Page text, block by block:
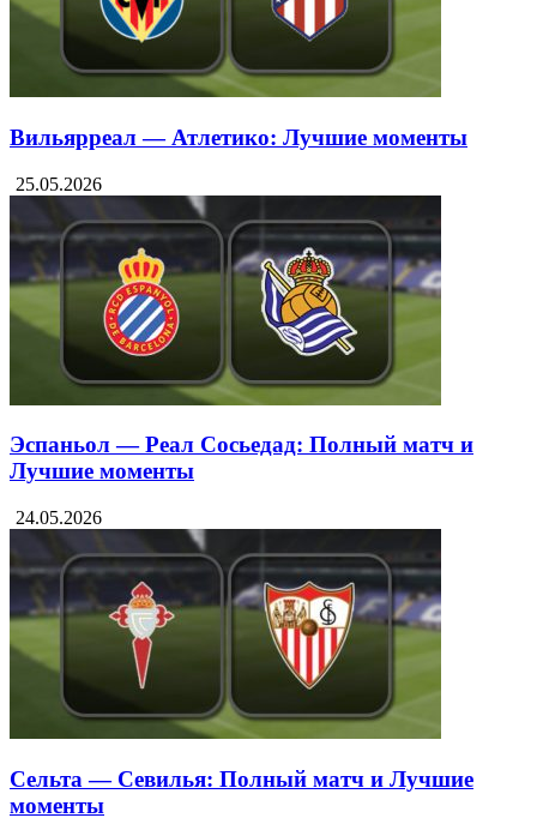
Вильярреал — Атлетико: Лучшие моменты
25.05.2026
Эспаньол — Реал Сосьедад: Полный матч и
Лучшие моменты
24.05.2026
Сельта — Севилья: Полный матч и Лучшие
моменты